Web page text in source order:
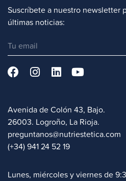
Suscríbete a nuestro newsletter
últimas noticias:
Avenida de Colón 43, Bajo.
26003. Logroño, La Rioja.
preguntanos@nutriestetica.com
(+34) 941 24 52 19
Lunes, miércoles y viernes de